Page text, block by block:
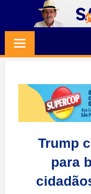
content
Jornalismo
Credibilidade
Trump
para